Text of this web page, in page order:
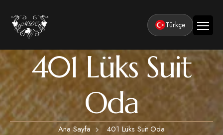
Ana Sayfa
Kurumsal
Tesisler
Odalar
Klasik Odalar
Aktiviteler
Türkçe
401 Lüks Suit
Oda
Ana Sayfa 401 Lüks Suit Oda